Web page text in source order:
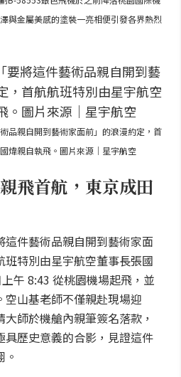
與金屬美感的塗裝一亮相便引發各界熱烈
品親自開到藝術家面前」的浪漫約定，首
煒親自執飛。圖片來源｜星宇航空
飛首航，東京成田
這件藝術品親自開到藝術家面
特別由星宇航空董事長張國
午 8:43 從桃園機場起飛，並
山基老師不僅親赴現場迎
師於機艙內親筆簽名落款，
具歷史意義的合影，見證這件